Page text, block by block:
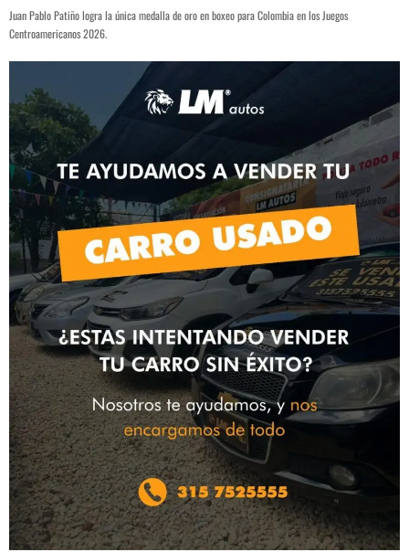
Juan Pablo Patiño logra la única medalla de oro en boxeo para Colombia en los Juegos
Centroamericanos 2026.